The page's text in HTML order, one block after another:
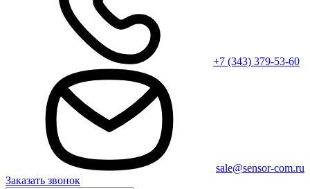
+7 (343) 379-53-60
sale@sensor-com.ru
Заказать звонок